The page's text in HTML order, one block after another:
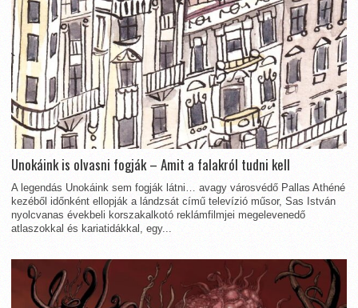
Unokáink is olvasni fogják – Amit a falakról tudni kell
A legendás Unokáink sem fogják látni… avagy városvédő Pallas Athéné
kezéből időnként ellopják a lándzsát című televízió műsor, Sas István
nyolcvanas évekbeli korszakalkotó reklámfilmjei megelevenedő
atlaszokkal és kariatidákkal, egy...